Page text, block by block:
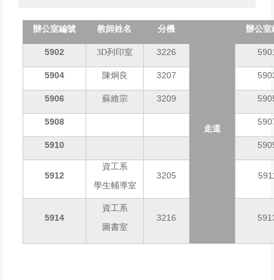
辦公室編號 教師姓名 分機
走道
辦公室
5902 3D列印室 3226
5904 陳炯良 3207
5906 蘇維宗 3209
5908
5910
5912
資工系
學生輔導室
3205
5914
資工系
圖書室
3216